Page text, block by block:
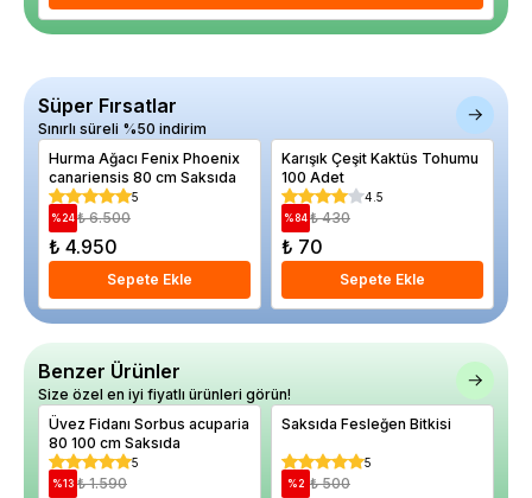
Süper Fırsatlar
Sınırlı süreli %50 indirim
Hurma Ağacı Fenix Phoenix
canariensis 80 cm Saksıda
5
%24 ₺ 6.500
₺ 4.950
Sepete Ekle
Karışık Çeşit Kaktüs Tohumu
100 Adet
4.5
% 84 ₺ 430
₺ 70
Sepete Ekle
Benzer Ürünler
Size özel en iyi fiyatlı ürünleri görün!
Üvez Fidanı Sorbus acuparia
80 100 cm Saksıda
5
%13 ₺ 1.590
Saksıda Fesleğen Bitkisi
5
%2 ₺ 500